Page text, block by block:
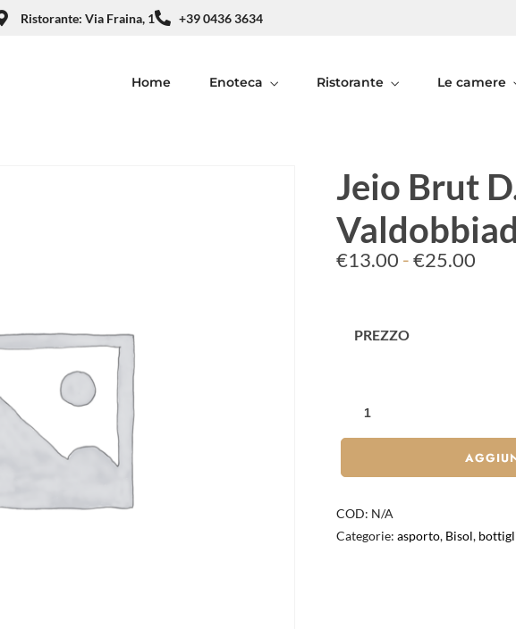
Ristorante: Via Fraina, 1 +39 0436 3634
Home Enoteca Ristorante Le camere
Jeio Brut
€13.00 - €25.00
PREZZO
COD: N/A
Categorie:asporto, Bisol,